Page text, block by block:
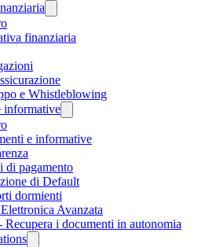
finanziaria
e Whistleblowing
informative
e informative
di pagamento
di Default
dormienti
Avanzata
Recupera i documenti in autonomia